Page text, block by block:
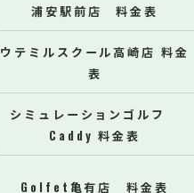
浦安駅前店 料金表
ウテミルスクール高崎店 料金
表
シミュレーションゴルフ
Caddy 料金表
Golfet亀有店 料金表